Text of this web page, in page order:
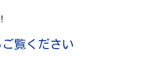
覧ください